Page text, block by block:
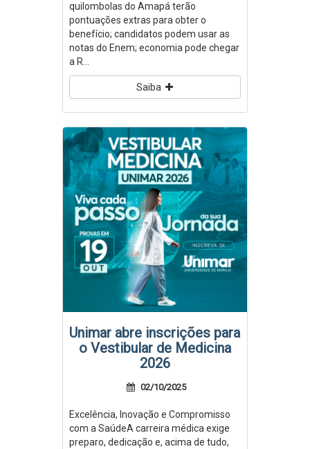
quilombolas do Amapá terão
pontuações extras para obter o
benefício; candidatos podem usar as
notas do Enem; economia pode chegar
a R...
Saiba
Unimar abre inscrições para
o Vestibular de Medicina
2026
02/10/2025
Excelência, Inovação e Compromisso
com a SaúdeA carreira médica exige
preparo, dedicação e, acima de tudo,